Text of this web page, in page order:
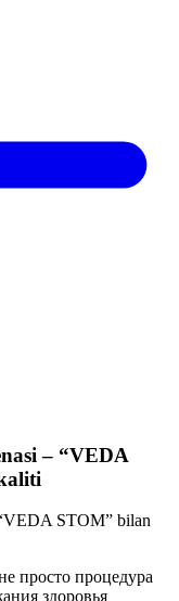
– “VEDA
просто процедура
здоровья